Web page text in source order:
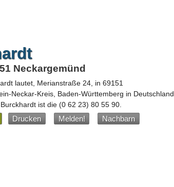
Neckargemünd
lautet, Merianstraße 24, in 69151
Neckar-Kreis, Baden-Württemberg in Deutschland
ist die (0 62 23) 80 55 90.
Drucken Melden!
Nachbarn